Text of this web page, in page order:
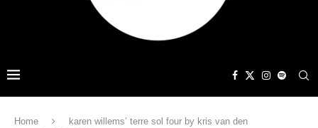
Home
karen willems’ terre sol four by kris van den